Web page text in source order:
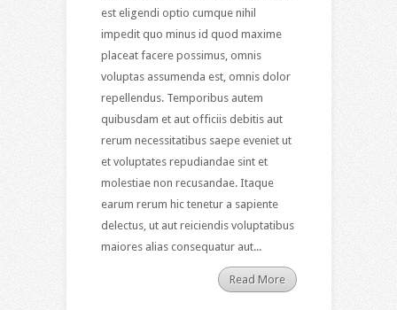
est eligendi optio cumque nihil
impedit quo minus id quod maxime
placeat facere possimus, omnis
voluptas assumenda est, omnis dolor
repellendus. Temporibus autem
quibusdam et aut officiis debitis aut
rerum necessitatibus saepe eveniet ut
et voluptates repudiandae sint et
molestiae non recusandae. Itaque
earum rerum hic tenetur a sapiente
delectus, ut aut reiciendis voluptatibus
maiores alias consequatur aut...
Read More